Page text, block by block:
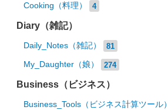
Cooking（料理） 4
Diary（雑記）
Daily_Notes（雑記） 81
My_Daughter（娘） 274
Business（ビジネス）
Business_Tools（ビジネス計算ツール）